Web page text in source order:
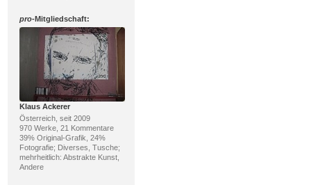
pro-Mitgliedschaft:
Klaus Ackerer
Österreich, seit 2009
970 Werke, 21 Kommentare
39% Original-Grafik, 24%
Fotografie; Diverses, Tusche;
mehrheitlich: Abstrakte Kunst,
Andere